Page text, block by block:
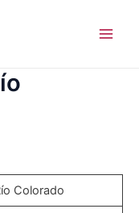
Colorado